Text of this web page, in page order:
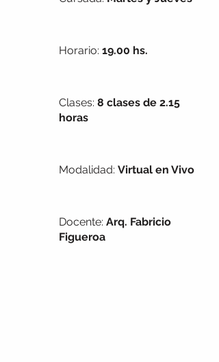
Horario: 19.00 hs.
Clases: 8 clases de 2.15
horas
Modalidad: Virtual en Vivo
Docente: Arq. Fabricio
Figueroa